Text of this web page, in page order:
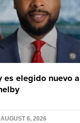
es elegido nuevo
AUGUST 6, 2026